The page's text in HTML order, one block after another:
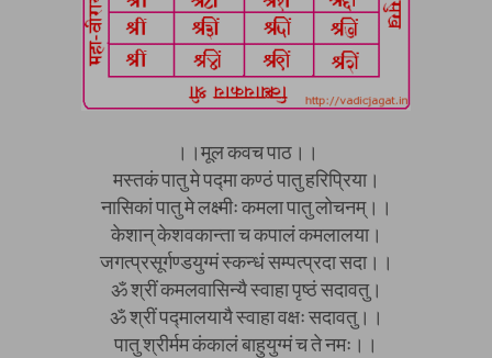
।।मूल कवच पाठ।।
मस्तकं पातु मे पद्मा कण्ठं पातु हरिप्रिया।
नासिकां पातु मे लक्ष्मीः कमला पातु लोचनम्।।
केशान् केशवकान्ता च कपालं कमलालया।
जगत्प्रसूर्गण्डयुग्मं स्कन्धं सम्पत्प्रदा सदा।।
ॐ श्रीं कमलवासिन्यै स्वाहा पृष्ठं सदावतु।
ॐ श्रीं पद्मालयायै स्वाहा वक्षः सदावतु।।
पातु श्रीर्मम कंकालं बाहुयुग्मं च ते नमः।।